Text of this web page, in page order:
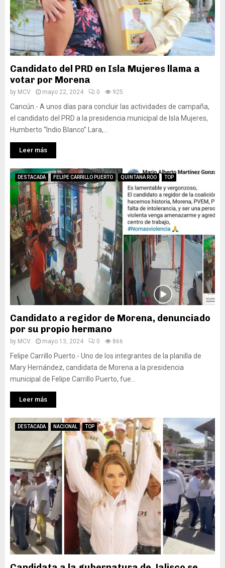
Candidato del PRD en Isla Mujeres llama a
votar por Morena
by MCV mayo 22, 2024 0 925
Cancún.- A unos días para concluir las actividades de campaña,
el candidato del PRD a la presidencia municipal de Isla Mujeres,
Humberto “Indio Blanco” Lara,...
Leer más
DESTACADA FELIPE CARRILLO PUERTO QUINTANA ROO TOP
Candidato a regidor de Morena, denunciado
por su propio hermano
by MCV mayo 13, 2024 0 866
Felipe Carrillo Puerto.- Uno de los integrantes de la planilla de
Mary Hernández, candidata de Morena a la presidencia
municipal de Felipe Carrillo Puerto, fue...
Leer más
DESTACADA NACIONAL TOP